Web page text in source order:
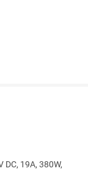
DC, 19A, 380W,